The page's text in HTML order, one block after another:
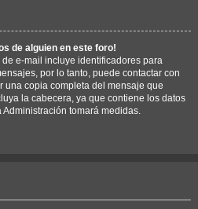
de alguien en este foro!
e-mail incluye identificadores para
por lo tanto, puede contactar con
una copia completa del mensaje que
la cabecera, ya que contiene los datos
tomará medidas.